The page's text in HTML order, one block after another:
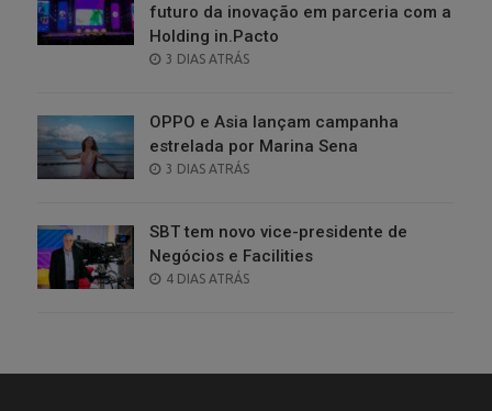
futuro da inovação em parceria com a
Holding in.Pacto
POSTED
3 DIAS ATRÁS
OPPO e Asia lançam campanha
estrelada por Marina Sena
POSTED
3 DIAS ATRÁS
SBT tem novo vice-presidente de
Negócios e Facilities
POSTED
4 DIAS ATRÁS